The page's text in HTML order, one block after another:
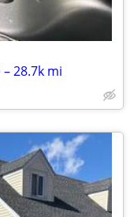
28.7k mi